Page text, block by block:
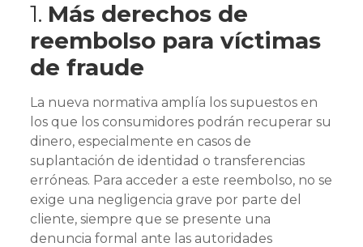
1. Más derechos de
reembolso para víctimas
de fraude
La nueva normativa amplía los supuestos en
los que los consumidores podrán recuperar su
dinero, especialmente en casos de
suplantación de identidad o transferencias
erróneas. Para acceder a este reembolso, no se
exige una negligencia grave por parte del
cliente, siempre que se presente una
denuncia formal ante las autoridades